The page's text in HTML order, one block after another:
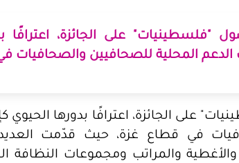
"فلسطينيات" على الجائزة، اعترافًا
المحلية للصحافيين والصحافيات
على الجائزة، اعترافًا بدورها
في قطاع غزة، حيث قدّمت
والأغطية والمراتب ومجموعات